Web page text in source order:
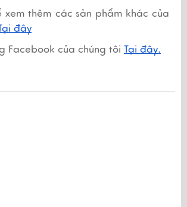
xem thêm các sản phẩm khác của
đây
Facebook của chúng tôi Tại đây.